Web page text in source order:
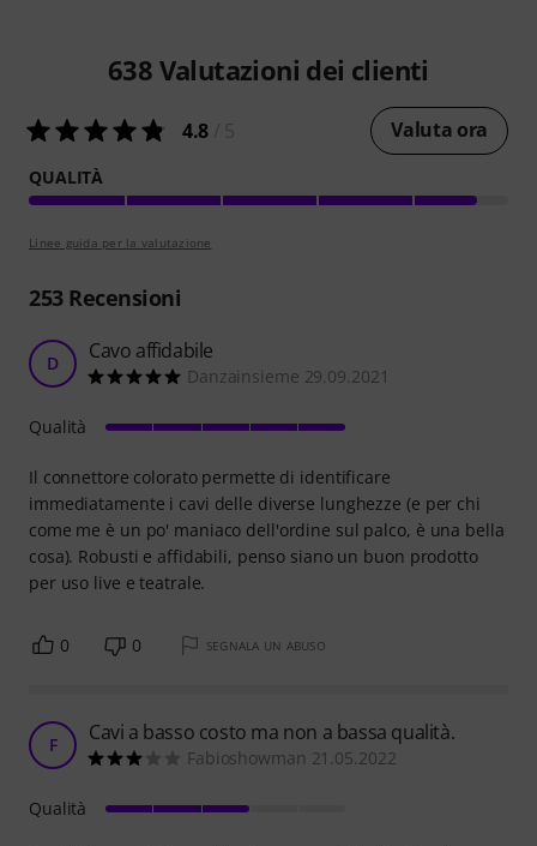
638 Valutazioni dei clienti
4.8 Valuta ora
QUALITÀ
Linee guida per la valutazione
253Recensioni
D Cavo affidabile
Danzainsieme 29.09.2021
Il connettore colorato permette di identificare
immediatamente i cavi delle diverse lunghezze (e per chi
come me è un po' maniaco dell'ordine sul palco, è una bella
cosa). Robusti e affidabili, penso siano un buon prodotto
per uso live e teatrale.
Qualità
0 0 SEGNALA UN ABUSO
F Cavi a basso costo ma non a bassa qualità.
Fabioshowman 21.05.2022
Qualità